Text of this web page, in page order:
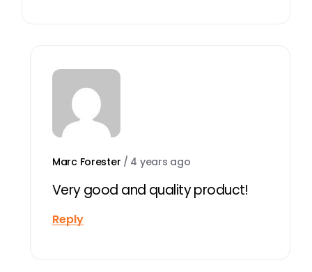
Marc Forester / 4 years ago
Very good and quality product!
Reply